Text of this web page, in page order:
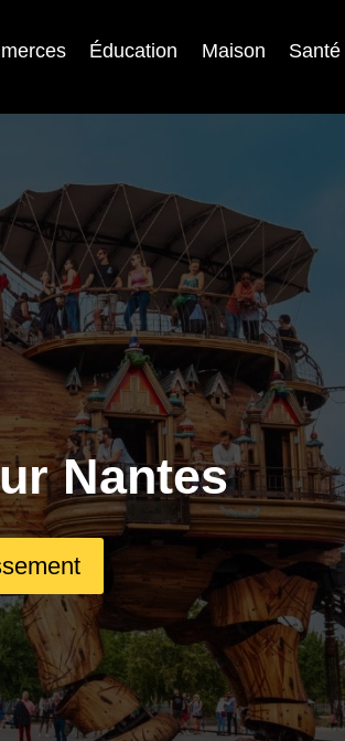
Éducation Maison Santé
Nantes